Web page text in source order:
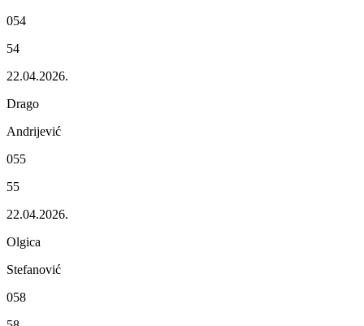
054
54
22.04.2026.
Drago
Andrijеvić
055
55
22.04.2026.
Olgica
Stеfanović
058